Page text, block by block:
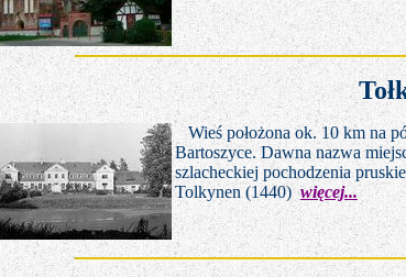
Wieś położona ok. 10 km na
Bartoszyce. Dawna nazwa
szlacheckiej pochodzenia
Tolkynen (1440) więcej...